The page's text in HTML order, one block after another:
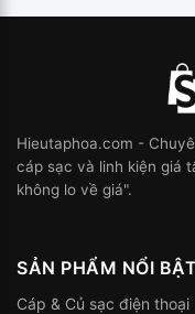
Hieutaphoa.com -
cáp sạc và linh kiện giá
không lo về giá".
SẢN PHẨM NỔI BẬT
Cáp & Củ sạc điện thoại